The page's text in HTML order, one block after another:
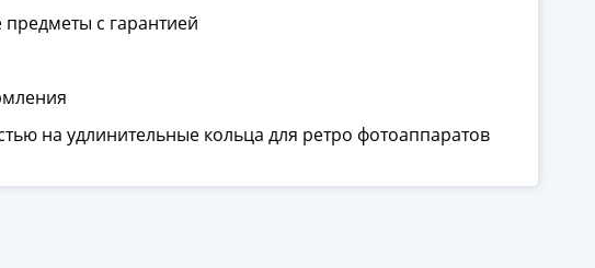
с гарантией
на удлинительные кольца для ретро фотоаппаратов